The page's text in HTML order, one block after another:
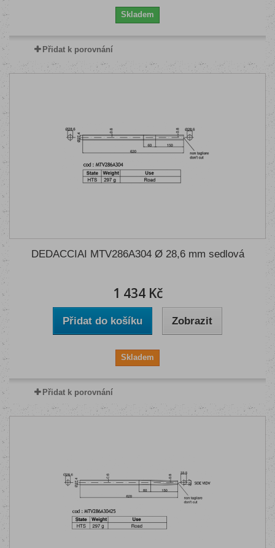
Skladem
Přidat k porovnání
DEDACCIAI MTV286A304 Ø 28,6 mm sedlová
1 434 Kč
Přidat do košíku Zobrazit
Skladem
Přidat k porovnání